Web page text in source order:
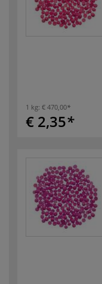
1 kg: € 470,00
€ 2,35